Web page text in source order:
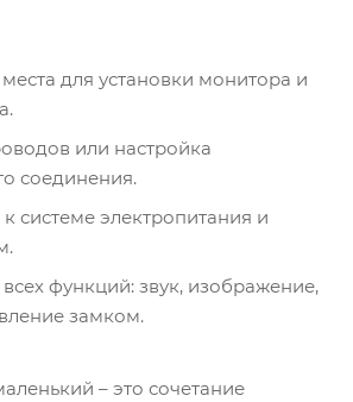
для установки монитора и
или настройка
соединения.
системе электропитания и
функций: звук, изображение,
замком.
– это сочетание